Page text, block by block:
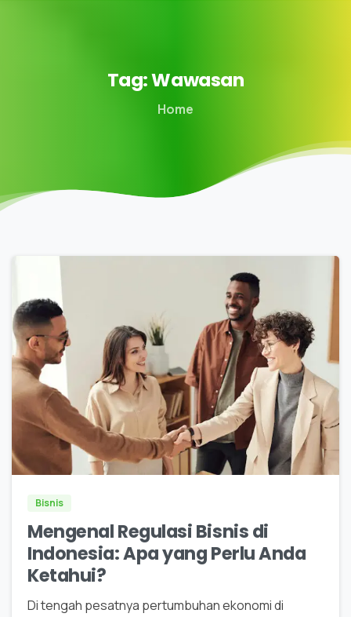
Tag:Wawasan
Home
0
Bisnis
Mengenal Regulasi Bisnis di
Indonesia: Apa yang Perlu Anda
Ketahui?
Di tengah pesatnya pertumbuhan ekonomi di